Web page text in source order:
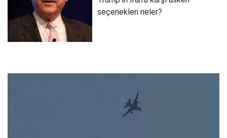
seçenekleri neler?